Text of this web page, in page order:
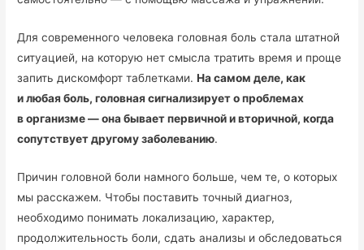
Для современного человека головная боль стала штатной
ситуацией, на которую нет смысла тратить время и проще
запить дискомфорт таблетками.На самом деле, как
и любая боль, головная сигнализирует о проблемах
в организме — она бывает первичной и вторичной, когда
сопутствует другому заболеванию.
Причин головной боли намного больше, чем те, о которых
мы расскажем. Чтобы поставить точный диагноз,
необходимо понимать локализацию, характер,
продолжительность боли, сдать анализы и обследоваться